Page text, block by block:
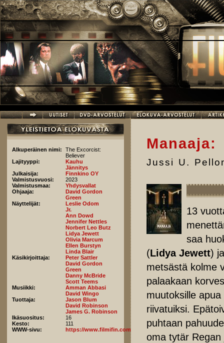
Hyppää pääsisältöön
Alkuperäinen nimi:
The Excorcist:
Believer
Lajityyppi:
Kauhu
Jännitys
Julkaisija:
Finnkino OY
Valmistusvuosi:
2023
Valmistusmaa:
Yhdysvallat
Ohjaaja:
David Gordon
Green
Näyttelijät:
Leslie Odom
Jr.
Ann Dowd
Jennifer Nettles
Norbert Leo Butz
Lidya Jewett
Olivia Marcum
Ellen Burstyn
Linda Blair
Käsikirjoittaja:
Peter Sattler
David Gordon
Green
Danny McBride
Scott Teems
Musiikki:
Amman Abbasi
David Wingo
Tuottaja:
Jason Blum
David Robinson
James G. Robinson
Ikäsuositus:
16
Kesto:
111
WWW-sivu:
https://www.filmifin.com/node/add/arvostelu
Jussi U.
13
saa
(Lidya Jewett)
metsästä kolme
palaakaan
muutoksille
riivatuiksi.
puhtaan
oma tytär